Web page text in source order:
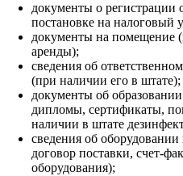
документы о
постановке на налоговый
документы на помещение
аренды);
сведения об
(при наличии его в штате);
документы об
дипломы, сертификаты,
наличии в штате
сведения об
договор поставки, счет-
оборудования);